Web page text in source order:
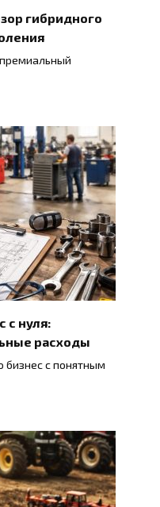
гибридного
с нуля:
расходы
бизнес с понятным